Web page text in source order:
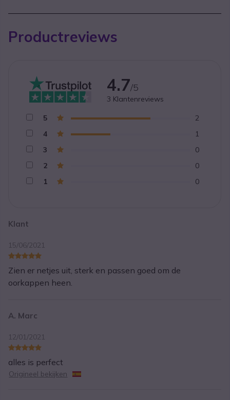
Productreviews
Klant
15/06/2021
Zien er netjes uit, sterk en passen goed om de
oorkappen heen.
A. Marc
12/01/2021
alles is perfect
Origineel bekijken
4.7/5
3 Klantenreviews
5
2
4
1
3
0
2
0
1
0